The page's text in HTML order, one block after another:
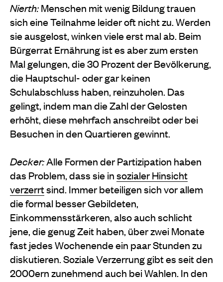
Nierth:Menschen mit wenig Bildung trauen
sich eine Teilnahme leider oft nicht zu. Werden
sie ausgelost, winken viele erst mal ab. Beim
Bürgerrat Ernährung ist es aber zum ersten
Mal gelungen, die 30 Prozent der Bevölkerung,
die Hauptschul- oder gar keinen
Schulabschluss haben, reinzuholen. Das
gelingt, indem man die Zahl der Gelosten
erhöht, diese mehrfach anschreibt oder bei
Besuchen in den Quartieren gewinnt.
Decker:Alle Formen der Partizipation haben
das Problem, dass sie insozialer Hinsicht
verzerrtsind. Immer beteiligen sich vor allem
die formal besser Gebildeten,
Einkommensstärkeren, also auch schlicht
jene, die genug Zeit haben, über zwei Monate
fast jedes Wochenende ein paar Stunden zu
diskutieren. Soziale Verzerrung gibt es seit den
2000ern zunehmend auch bei Wahlen. In den